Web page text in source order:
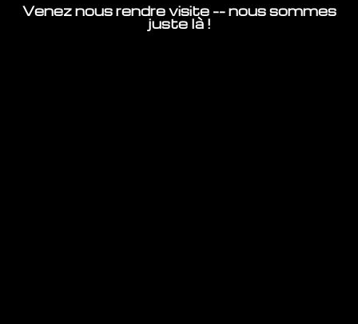
Venez nous rendre visite -- nous sommes
juste là !